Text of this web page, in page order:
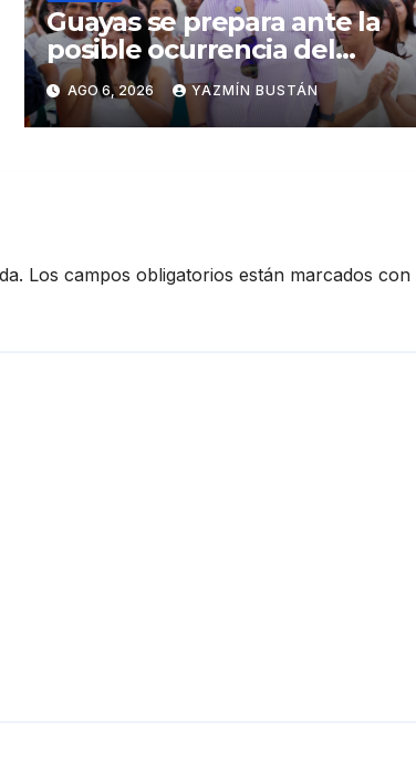
Guayas se prepara ante la
posible ocurrencia del
fenómeno de El Niño:
Gobierno Nacional capacita
2.500 jóvenes
AGO 6, 2026 YAZMÍN BUSTÁN
Los campos obligatorios están marcados con